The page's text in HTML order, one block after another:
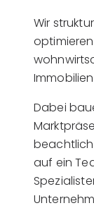
Wir
Dabei
auf ein